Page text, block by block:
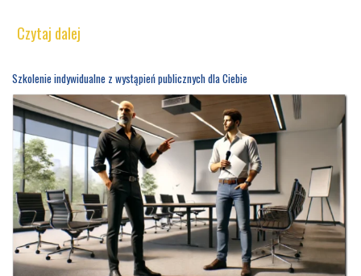
Czytaj dalej
Szkolenie indywidualne z wystąpień publicznych dla Ciebie